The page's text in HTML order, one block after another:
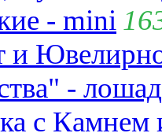
- mini
и
-
с